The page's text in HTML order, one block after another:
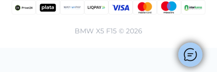
BMW X5 F15 © 2026